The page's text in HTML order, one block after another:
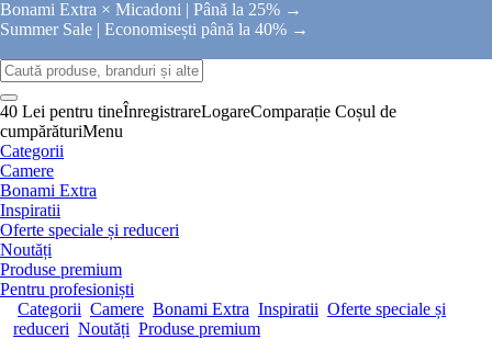
Bonami Extra × Micadoni | Până la 25% →
Summer Sale | Economisești până la 40% →
40 Lei pentru tineÎnregistrareLogareComparație Coșul de
cumpărăturiMenu
Categorii
Camere
Bonami Extra
Inspiratii
Oferte speciale și reduceri
Noutăți
Produse premium
Pentru profesioniști
Categorii Camere Bonami Extra Inspiratii Oferte speciale și
reduceri Noutăți Produse premium